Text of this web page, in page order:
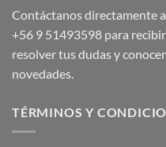
Contáctanos directamente
+56 9 51493598 para
resolver tus dudas y
novedades.
TÉRMINOS Y